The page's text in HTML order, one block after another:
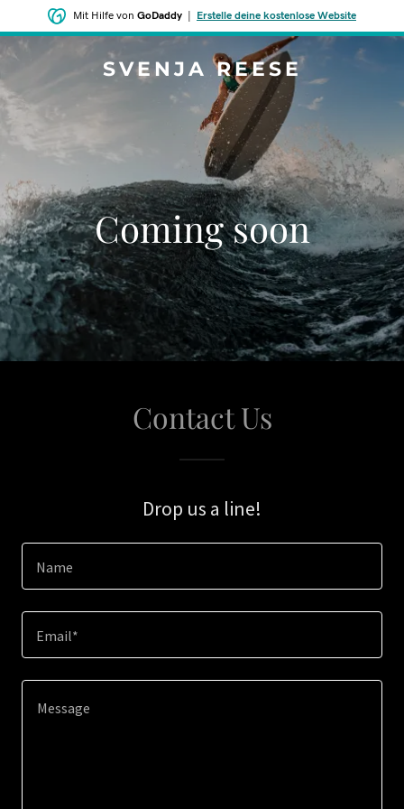
Mit Hilfe von GoDaddy Erstelle deine kostenlose Website
SVENJA REESE
Coming soon
Contact Us
Drop us a line!
Name
Email*